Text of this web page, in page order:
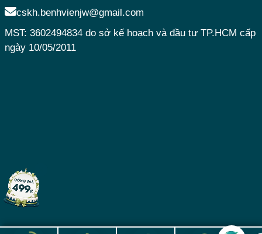
cskh.benhvienjw@gmail.com
MST: 3602494834 do sở kế hoạch và đầu tư TP.HCM cấp
ngày 10/05/2011